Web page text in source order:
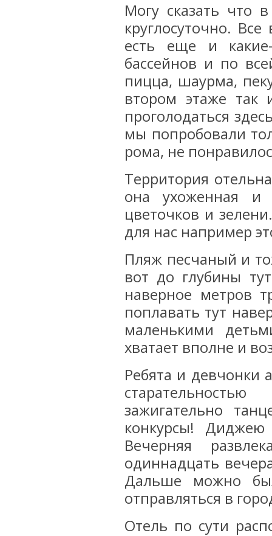
Могу сказать что
круглосуточно.
есть еще и
бассейнов и по
пицца, шаурма,
втором этаже так
проголодаться
мы попробовали
рома, не
Территория
она ухоженная и
цветочков и
для нас например
Пляж песчаный и
вот до глубины
наверное метров
поплавать тут
маленькими
хватает вполне и
Ребята и
зажигательно
конкурсы! Диджею
Вечерняя
одиннадцать
Дальше можно
отправляться в
Отель по сути